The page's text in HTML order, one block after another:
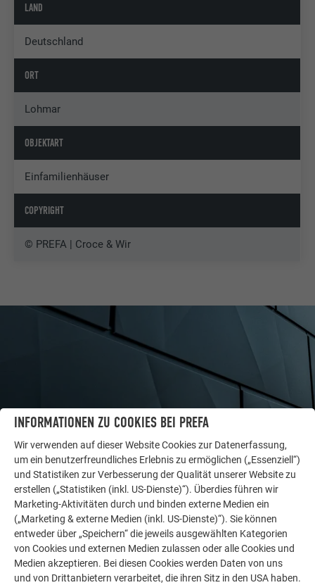
LAND
Deutschland
ORT
Lohmar
OBJEKTART
Einfamilienhäuser
COPYRIGHT
© PREFA | Croce & Wir
LASSEN SIE SICH INSPIRIEREN
WEITERE OBJEKTE
Die PREFA Referenzgalerie zeigt, wie vielseitig
Aluminium eingesetzt werden kann. Entdecken Sie
weitere beeindruckende Projekte mit den langlebigen
INFORMATIONEN ZU COOKIES BEI PREFA
Wir verwenden auf dieser Website Cookies zur Datenerfassung,
um ein benutzerfreundliches Erlebnis zu ermöglichen („Essenziell“)
und Statistiken zur Verbesserung der Qualität unserer Website zu
erstellen („Statistiken (inkl. US-Dienste)“). Überdies führen wir
Marketing-Aktivitäten durch und binden externe Medien ein
(„Marketing & externe Medien (inkl. US-Dienste)“). Sie können
entweder über „Speichern“ die jeweils ausgewählten Kategorien
von Cookies und externen Medien zulassen oder alle Cookies und
Medien akzeptieren. Bei diesen Cookies werden Daten von uns
und von Drittanbietern verarbeitet, die ihren Sitz in den USA haben.